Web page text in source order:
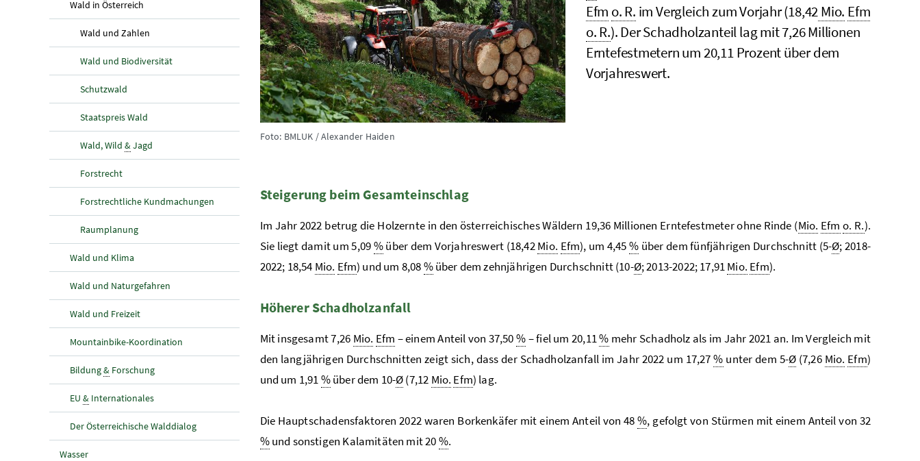
Wald in Österreich(aktuelle Seite)
Wald und Zahlen(aktuelle Seite)
Wald und Biodiversität
Schutzwald
Staatspreis Wald
Wald, Wild & Jagd
Forstrecht
Forstrechtliche Kundmachungen
Raumplanung
Wald und Klima
Wald und Naturgefahren
Wald und Freizeit
Mountainbike-Koordination
Bildung& Forschung
EU & Internationales
Der Österreichische Walddialog
Wasser
Foto: BMLUK / Alexander Haiden
Efm o. R. im Vergleich zum Vorjahr (18,42Mio. Efm
o. R.). Der Schadholzanteil lag mit 7,26 Millionen
Erntefestmetern um 20,11 Prozent über dem
Vorjahreswert.
Steigerung beim Gesamteinschlag
Im Jahr 2022 betrug die Holzernte in den österreichisches Wäldern 19,36 Millionen Erntefestmeter ohne Rinde (Mio. Efm o. R.).
Sie liegt damit um 5,09%über dem Vorjahreswert (18,42Mio. Efm), um 4,45% über dem fünfjährigen Durchschnitt (5-Ø; 2018-
2022; 18,54 Mio. Efm) und um 8,08%über dem zehnjährigen Durchschnitt (10-Ø; 2013-2022; 17,91Mio. Efm).
Höherer Schadholzanfall
Mit insgesamt 7,26 Mio. Efm – einem Anteil von 37,50%– fiel um 20,11% mehr Schadholz als im Jahr 2021 an. Im Vergleich mit
den langjährigen Durchschnitten zeigt sich, dass der Schadholzanfall im Jahr 2022 um 17,27% unter dem 5-Ø (7,26 Mio. Efm)
und um 1,91%über dem 10-Ø(7,12 Mio. Efm) lag.
Die Hauptschadensfaktoren 2022 waren Borkenkäfer mit einem Anteil von 48%, gefolgt von Stürmen mit einem Anteil von 32
%und sonstigen Kalamitäten mit 20%.